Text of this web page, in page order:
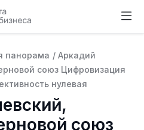
панорама / Аркадий
союз Цифровизация
нулевая
союз